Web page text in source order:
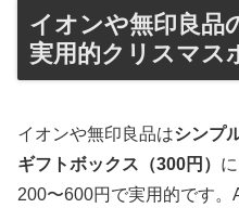
イオンや無印良品
実用的クリスマス
イオンや無印良品はシンプ
ギフトボックス（300円）
200〜600円で実用的です